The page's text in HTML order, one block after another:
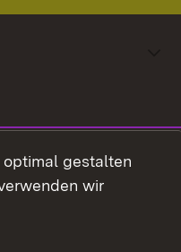
optimal gestalten
wir